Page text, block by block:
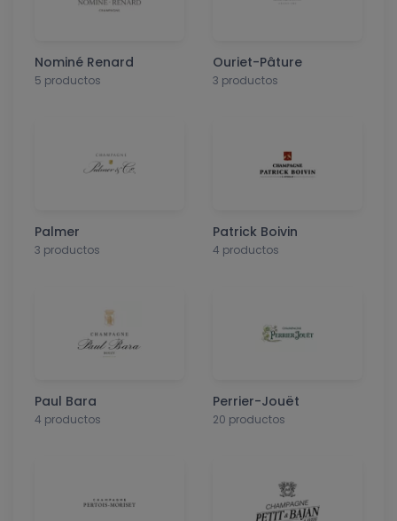
Nominé Renard
5 productos
Ouriet-Pâture
3 productos
Palmer
3 productos
Patrick Boivin
4 productos
Paul Bara
4 productos
Perrier-Jouët
20 productos